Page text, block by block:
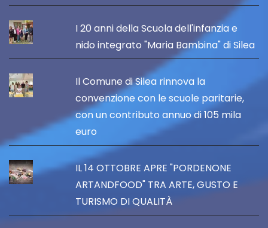
I 20 anni della Scuola dell'infanzia e
nido integrato "Maria Bambina" di Silea
Il Comune di Silea rinnova la
convenzione con le scuole paritarie,
con un contributo annuo di 105 mila
euro
IL 14 OTTOBRE APRE "PORDENONE
ARTANDFOOD" TRA ARTE, GUSTO E
TURISMO DI QUALITÀ